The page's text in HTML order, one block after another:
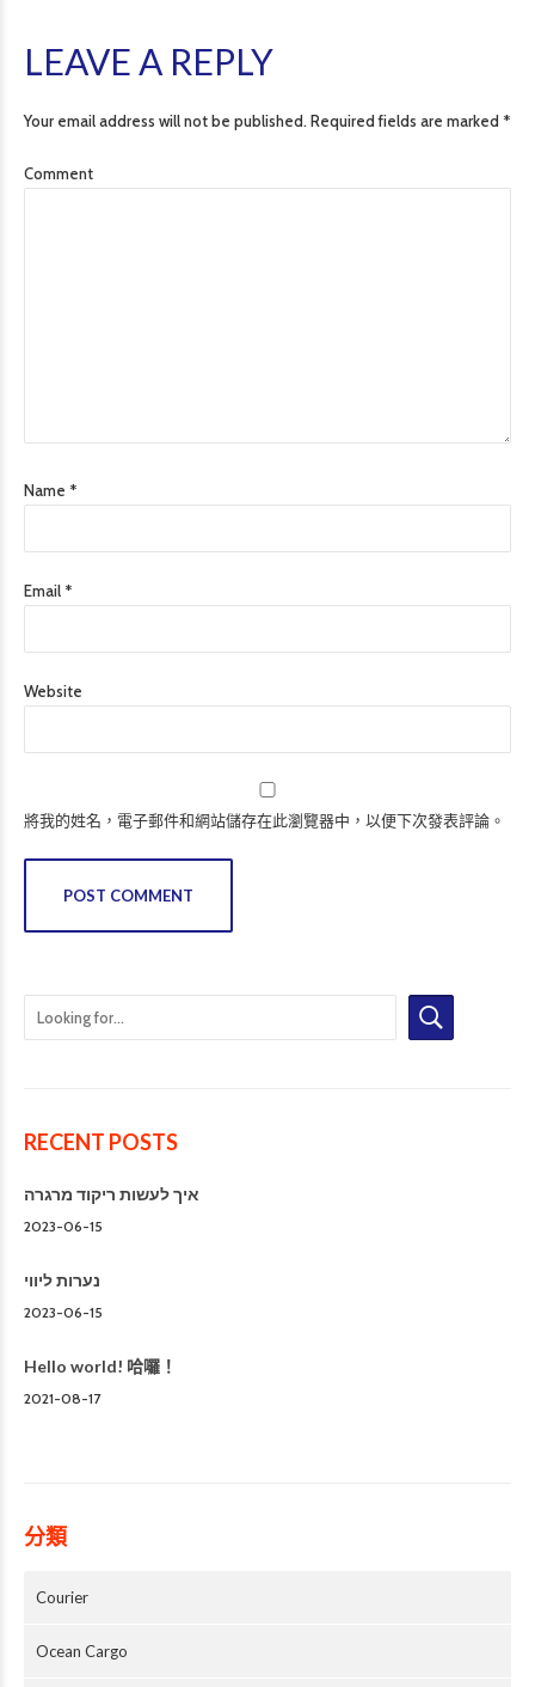
LEAVE A REPLY
Your email address will not be published. Required fields are marked *
Comment
Name *
Email *
Website
將我的姓名，電子郵件和網站儲存在此瀏覽器中，以便下次發表評論。
POST COMMENT
RECENT POSTS
איך לעשות ריקוד מרגרה
2023-06-15
נערות ליווי
2023-06-15
Hello world! 哈囉！
2021-08-17
分類
Courier
Ocean Cargo